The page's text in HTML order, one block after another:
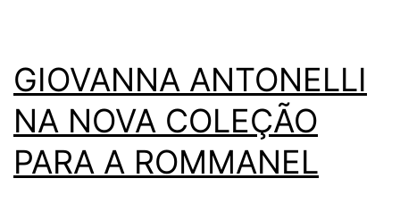
GIOVANNA ANTONELLI
NA NOVA COLEÇÃO
PARA A ROMMANEL